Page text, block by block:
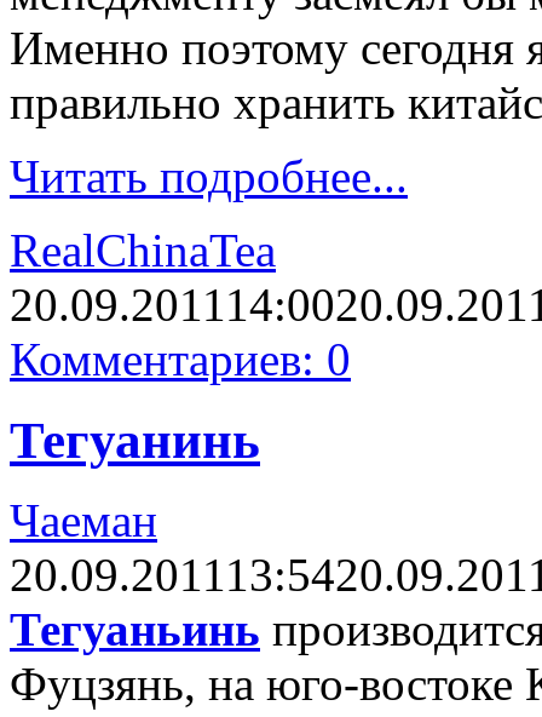
Именно поэтому сегодня
правильно хранить
Читать подробнее...
RealChinaTea
20.09.201114:00
Комментариев: 0
Тегуанинь
Чаеман
20.09.201113:54
Тегуаньинь
Фуцзянь, на юго-востоке